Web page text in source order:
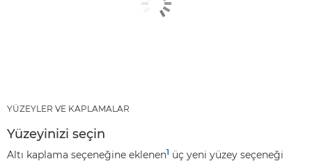
YÜZEYLER VE KAPLAMALAR
Yüzeyinizi seçin
Altı kaplama seçeneğine eklenen1 üç yeni yüzey seçeneği